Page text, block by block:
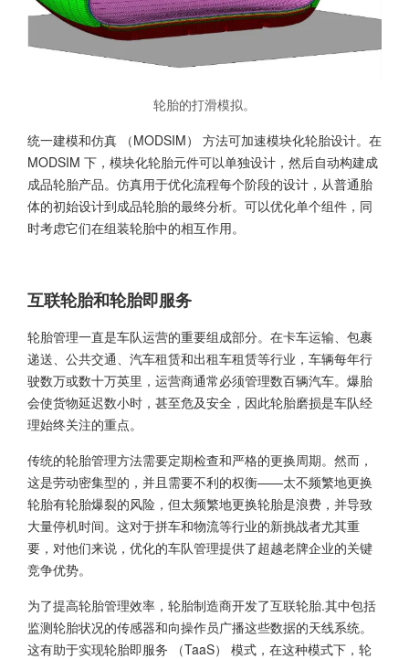
轮胎的打滑模拟。
统一建模和仿真 （MODSIM） 方法可加速模块化轮胎设计。在
MODSIM 下，模块化轮胎元件可以单独设计，然后自动构建成
成品轮胎产品。仿真用于优化流程每个阶段的设计，从普通胎
体的初始设计到成品轮胎的最终分析。可以优化单个组件，同
时考虑它们在组装轮胎中的相互作用。
互联轮胎和轮胎即服务
轮胎管理一直是车队运营的重要组成部分。在卡车运输、包裹
递送、公共交通、汽车租赁和出租车租赁等行业，车辆每年行
驶数万或数十万英里，运营商通常必须管理数百辆汽车。爆胎
会使货物延迟数小时，甚至危及安全，因此轮胎磨损是车队经
理始终关注的重点。
传统的轮胎管理方法需要定期检查和严格的更换周期。然而，
这是劳动密集型的，并且需要不利的权衡——太不频繁地更换
轮胎有轮胎爆裂的风险，但太频繁地更换轮胎是浪费，并导致
大量停机时间。这对于拼车和物流等行业的新挑战者尤其重
要，对他们来说，优化的车队管理提供了超越老牌企业的关键
竞争优势。
为了提高轮胎管理效率，轮胎制造商开发了互联轮胎.其中包括
监测轮胎状况的传感器和向操作员广播这些数据的天线系统。
这有助于实现轮胎即服务 （TaaS） 模式，在这种模式下，轮